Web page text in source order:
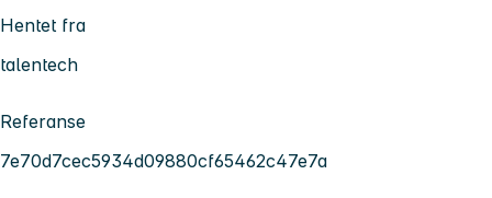
Hentet fra
talentech
Referanse
7e70d7cec5934d09880cf65462c47e7a